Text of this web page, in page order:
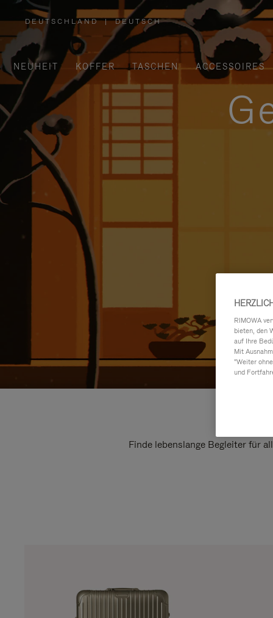
DEUTSCHLAND
,
WÄHLEN
SIE
IHRE
REGION
AUS
| DEUTSCH
NEUHEIT KOFFER TASCHEN ACCESSOIRES
Finde lebenslange Begleiter für
RIMOWA
bieten, den
auf Ihre
Mit
"Weiter
und